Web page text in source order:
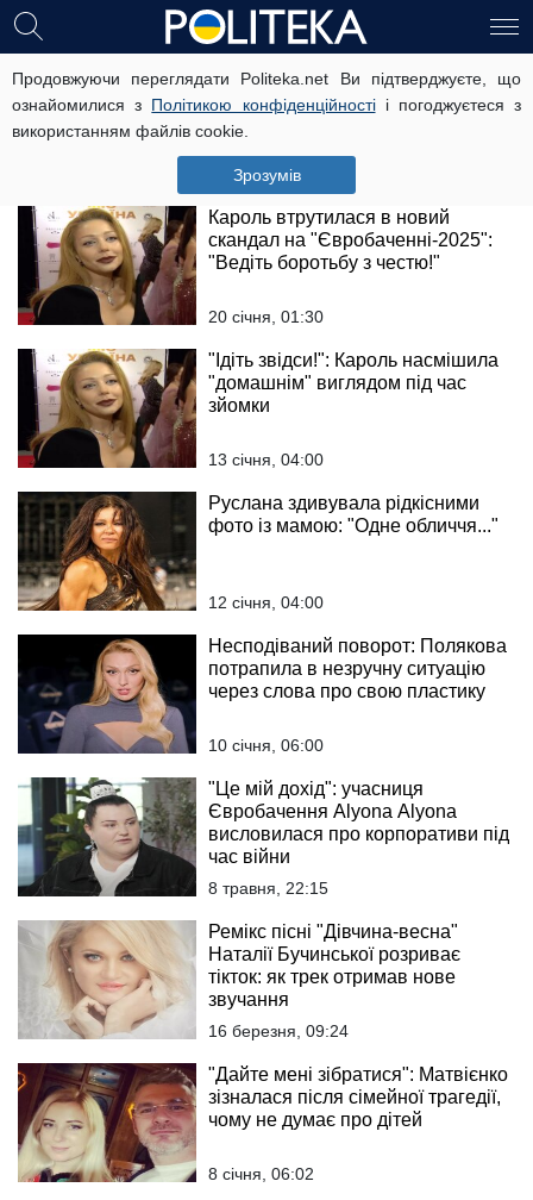
Продовжуючи переглядати Politeka.net Ви підтверджуєте, що
ознайомилися з Політикою конфіденційностіі погоджуєтеся з
використанням файлів cookie.
Зрозумів
Саніна з The Hardkiss
виправдалася за виїзд чоловіка з
країни після скандалу: "Наша
родина..."
24 січня, 01:30
Кароль втрутилася в новий
скандал на "Євробаченні-2025":
"Ведіть боротьбу з честю!"
20 січня, 01:30
"Ідіть звідси!": Кароль насмішила
"домашнім" виглядом під час
зйомки
13 січня, 04:00
Руслана здивувала рідкісними
фото із мамою: "Одне обличчя..."
12 січня, 04:00
Несподіваний поворот: Полякова
потрапила в незручну ситуацію
через слова про свою пластику
10 січня, 06:00
"Це мій дохід": учасниця
Євробачення Alyona Alyona
висловилася про корпоративи під
час війни
8 травня, 22:15
Ремікс пісні "Дівчина-весна"
Наталії Бучинської розриває
тікток: як трек отримав нове
звучання
16 березня, 09:24
"Дайте мені зібратися": Матвієнко
зізналася після сімейної трагедії,
чому не думає про дітей
8 січня, 06:02